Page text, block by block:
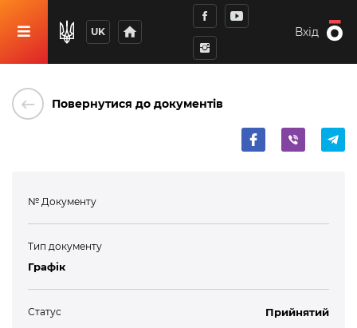
UK home Вхід
keyboard_backspace Повернутися до документів
№ Документу
Тип документу
Графік
Статус Прийнятий